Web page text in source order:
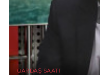
QARDAŞ SAATI